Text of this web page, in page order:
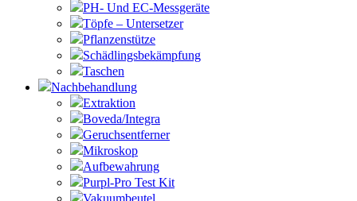
PH- Und EC-Messgeräte
Töpfe – Untersetzer
Pflanzenstütze
Schädlingsbekämpfung
Taschen
Nachbehandlung
Extraktion
Boveda/Integra
Geruchsentferner
Mikroskop
Aufbewahrung
Purpl-Pro Test Kit
Vakuumbeutel